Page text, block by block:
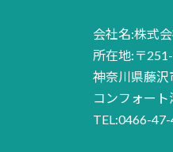
会社名:株式
所在地:〒
神奈川県藤
コンフォート
TEL:0466-